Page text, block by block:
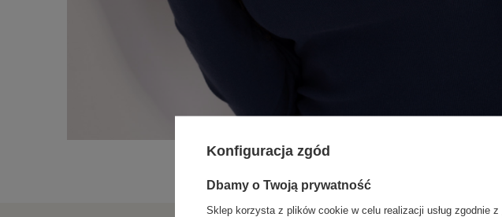
Konfiguracja zgód
Dbamy o Twoją prywatność
Sklep korzysta z plików cookie w celu realizacji usług zgodnie z